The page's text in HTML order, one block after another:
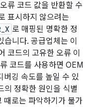
류 코드 값을 반환할 수
표시하지 않으려는
로 매핑된 명확한 정
니다. 공급업체는 이
코드의 고유한 오류 이
코드를 사용하면 OEM
버깅 속도를 높일 수 있
의 정확한 원인을 식별
때로는 파악하기가 불가